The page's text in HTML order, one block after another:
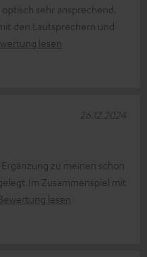
sehr ansprechend.
den Lautsprechern und
lesen
zu meinen schon
Zusammenspiel mit
lesen
26.12.2024